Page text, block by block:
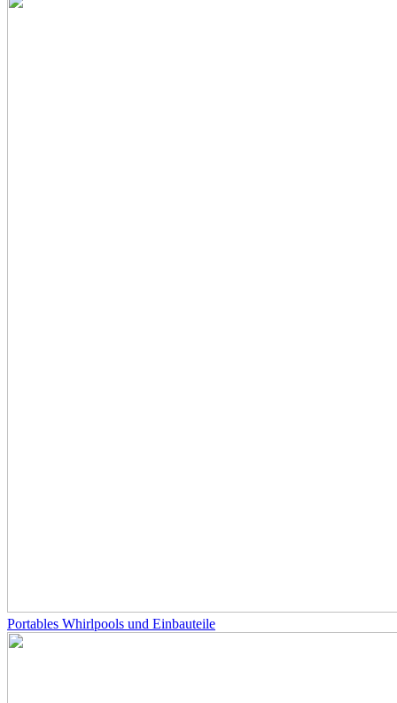
Portables Whirlpools und Einbauteile